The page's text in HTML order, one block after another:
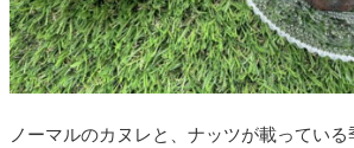
ノーマルのカヌレと、ナッツが載ってい